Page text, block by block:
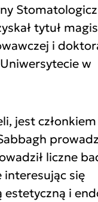
tytuł
i
w
jest
liczne
interesując się
i